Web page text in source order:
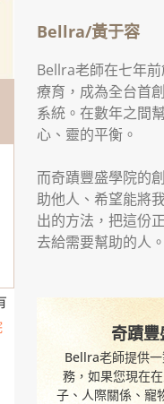
Bellra/黃于容
Bellra老師在七年
療育，成為全台首
系統。在數年之間
心、靈的平衡。
而奇蹟豐盛學院的
助他人、希望能將
出的方法，把這份
去給需要幫助的人。
奇蹟
Bellra老師提供
務，如果您現在
子、人際關係、寵